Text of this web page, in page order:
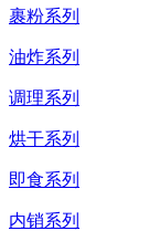
裹粉系列
油炸系列
调理系列
烘干系列
即食系列
内销系列